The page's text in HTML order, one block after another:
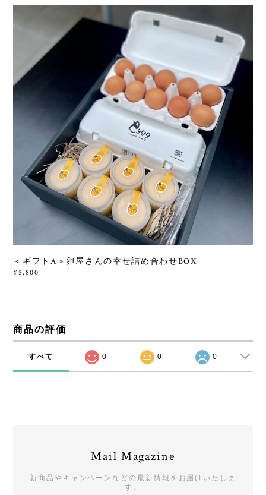
＜ギフトA＞卵屋さんの幸せ詰め合わせBOX
¥5,800
商品の評価
すべて 0 0 0
Mail Magazine
新商品やキャンペーンなどの最新情報をお届けいたしま
す。